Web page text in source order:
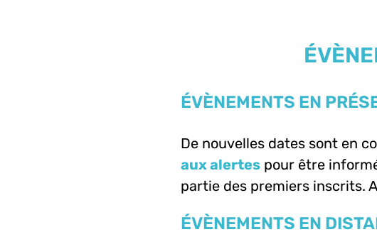
ÉVÈNEMENTS EN
De nouvelles dates sont en
aux alertespour être
partie des premiers inscrits.
ÉVÈNEMENTS EN